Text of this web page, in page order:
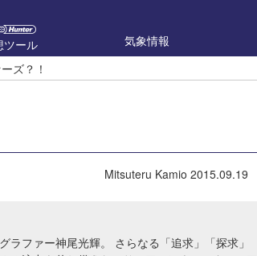
ツール 気象情報
ズ？！
Mitsuteru Kamio 2015.09.19
ラファー神尾光輝。 さらなる「追求」「探求」